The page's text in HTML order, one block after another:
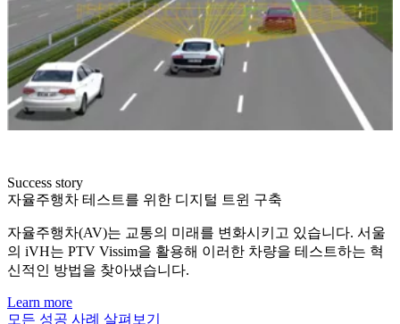
Success story
자율주행차 테스트를 위한 디지털 트윈 구축
자율주행차(AV)는 교통의 미래를 변화시키고 있습니다. 서울
의 iVH는 PTV Vissim을 활용해 이러한 차량을 테스트하는 혁
신적인 방법을 찾아냈습니다.
Learn more
모든 성공 사례 살펴보기